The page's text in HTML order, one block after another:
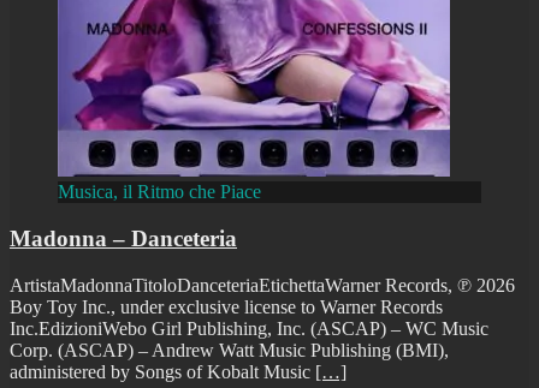
Musica, il Ritmo che Piace
Madonna – Danceteria
ArtistaMadonnaTitoloDanceteriaEtichettaWarner Records, ℗ 2026
Boy Toy Inc., under exclusive license to Warner Records
Inc.EdizioniWebo Girl Publishing, Inc. (ASCAP) – WC Music
Corp. (ASCAP) – Andrew Watt Music Publishing (BMI),
administered by Songs of Kobalt Music […]